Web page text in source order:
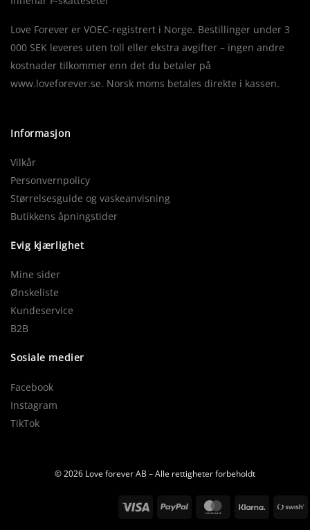
Love Forever er VOEC-registrert i Norge. Bestillinger under 3
000 SEK leveres uten toll eller ekstra avgifter – ingen andre
kostnader tilkommer enn det du betaler på
www.loveforever.se. Norsk moms betales direkte i kassen.
Informasjon
Vilkår
Personvernpolicy
Størrelsesguide og vaskeanvisning
Butikkens åpningstider
Evig kjærlighet
Mine sider
Ønskeliste
Kundeservice
B2B
Sosiale medier
Facebook
Instagram
TikTok
© 2026 Love forever AB – Alle rettigheter forbeholdt
Visum PayPal MasterCardKlarna